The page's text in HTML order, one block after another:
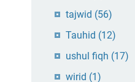
tajwid (56)
Tauhid (12)
ushul fiqh (17)
wirid (1)